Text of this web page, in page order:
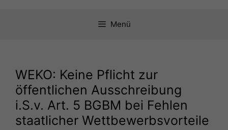
Menü
WEKO: Keine Pflicht zur
öffentlichen Ausschreibung
i.S.v. Art. 5 BGBM bei Fehlen
staatlicher Wettbewerbsvorteile